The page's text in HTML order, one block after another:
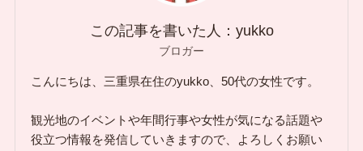
この記事を書いた人：yukko
ブロガー
こんにちは、三重県在住のyukko、50代の女性です。
観光地のイベントや年間行事や女性が気になる話題や
役立つ情報を発信していきますので、よろしくお願い